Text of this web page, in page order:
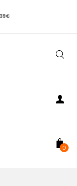
39€
0